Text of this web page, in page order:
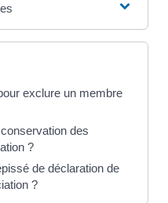
exclure un membre
des
?
de déclaration de
?